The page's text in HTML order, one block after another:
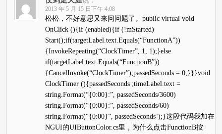
2013 年 5 月 15 日下午 4:08
松松，不好意思又来问问题了。public virtual void
OnClick (){if (enabled){if (!mStarted)
Start();if(targetLabel.text.Equals(“FunctionA”))
{InvokeRepeating(“ClockTimer”, 1, 1);}else
if(targetLabel.text.Equals(“FunctionB”))
{CancelInvoke(“ClockTimer”);passedSeconds = 0;}}}void
ClockTimer (){passedSeconds ;timeLabel.text =
string.Format(“{0:00}:”, passedSeconds/3600)
string.Format(“{0:00}:”, passedSeconds/60)
string.Format(“{0:00}”, passedSeconds`);}这段代码我加在
NGUI的UIButtonColor.cs里，为什么点击FunctionB按